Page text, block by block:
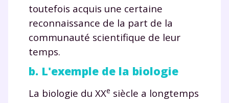
toutefois acquis une certaine
reconnaissance de la part de la
communauté scientifique de leur
temps.
b. L'exemple de la biologie
La biologie du XXe siècle a longtemps
renseignant votre e-mail, vous consentez à ce que vos
données à caractère personnel soient traitées par SEJER, sous
la marque myMaxicours, afin que SEJER puisse vous donner
accès au service de soutien scolaire pendant 24h. Pour en
savoir plus sur la gestion de vos données personnelles et
pour exercer vos droits, vous pouvez consulter
communications de la part de